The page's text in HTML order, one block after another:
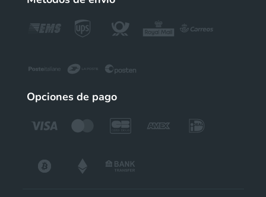
Opciones de pago